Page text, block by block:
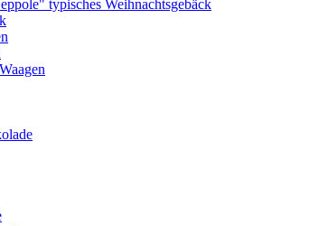
typisches Weihnachtsgebäck